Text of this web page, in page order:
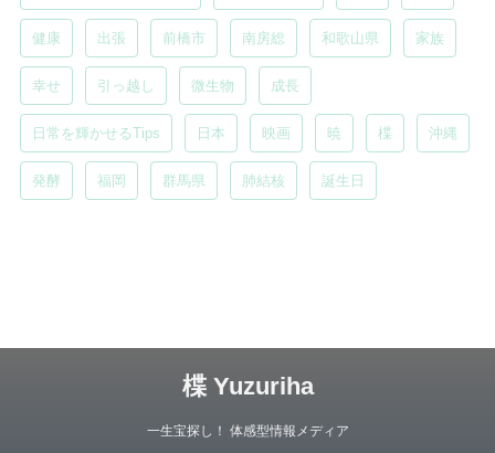
健康 出張 前橋市 南房総 和歌山県 家族
幸せ 引っ越し 微生物 成長
日常を輝かせるTips 日本 映画 暁 楪 沖縄
発酵 福岡 群馬県 肺結核 誕生日
楪 Yuzuriha
一生宝探し！ 体感型情報メディア
Copyright© 楪 Yuzuriha , 2026 All Rights Reserved.